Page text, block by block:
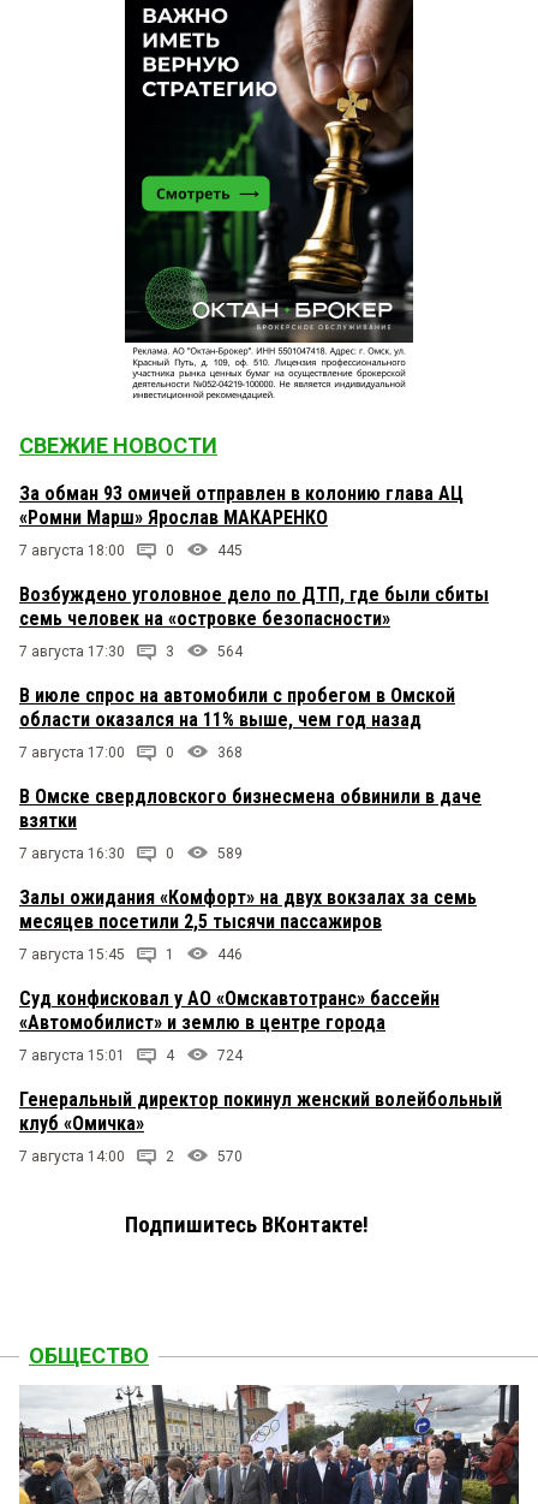
СВЕЖИЕ НОВОСТИ
За обман 93 омичей отправлен в колонию глава АЦ
«Ромни Марш» Ярослав МАКАРЕНКО
7 августа 18:00 0 445
Возбуждено уголовное дело по ДТП, где были сбиты
семь человек на «островке безопасности»
7 августа 17:30 3 564
В июле спрос на автомобили с пробегом в Омской
области оказался на 11% выше, чем год назад
7 августа 17:00 0 368
В Омске свердловского бизнесмена обвинили в даче
взятки
7 августа 16:30 0 589
Залы ожидания «Комфорт» на двух вокзалах за семь
месяцев посетили 2,5 тысячи пассажиров
7 августа 15:45 1 446
Суд конфисковал у АО «Омскавтотранс» бассейн
«Автомобилист» и землю в центре города
7 августа 15:01 4 724
Генеральный директор покинул женский волейбольный
клуб «Омичка»
7 августа 14:00 2 570
Подпишитесь ВКонтакте!
ОБЩЕСТВО